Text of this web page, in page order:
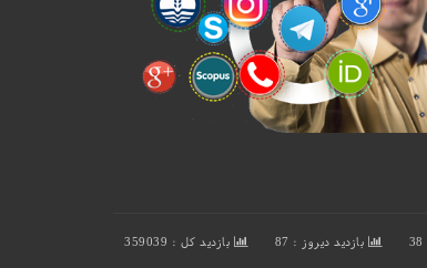
بازدید دیروز : 87 بازدید کل : 359039